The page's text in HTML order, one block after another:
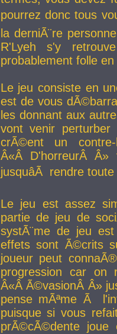
pourrez donc tous
la derniÃ¨re
R'Lyeh s'y
probablement folle
Le jeu consiste en
est de vous
les donnant aux
vont venir perturber
crÃ©ent un
Â«Â D'horreurÂ
jusquâÃ rendre
Le jeu est assez
partie de jeu de
systÃ¨me de jeu
effets sont Ã©crits
joueur peut
progression car
Â«Â Ã©vasionÂ Â»
pense mÃªme Ã
puisque si vous
prÃ©cÃ©dente